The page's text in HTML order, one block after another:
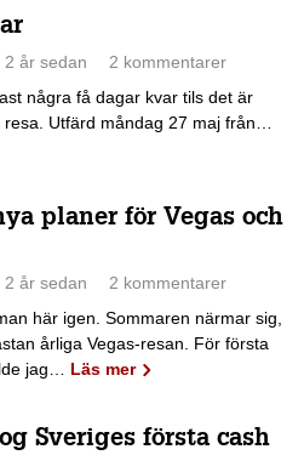
2 år sedan
2 kommentarer
några få dagar kvar tils det är
Utfärd måndag 27 maj från…
planer för Vegas och
2 år sedan
2 kommentarer
här igen. Sommaren närmar sig,
årliga Vegas-resan. För första
jag… Läs mer
Sveriges första cash